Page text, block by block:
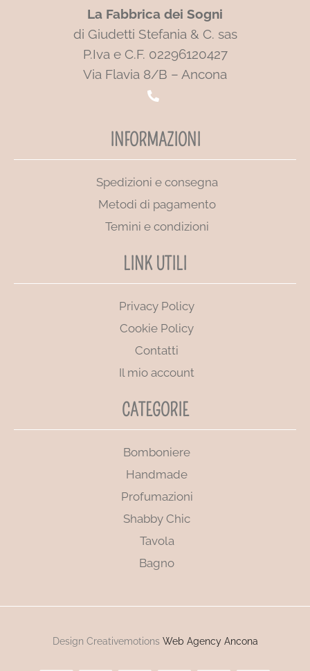
La Fabbrica dei Sogni
di Giudetti Stefania & C. sas
P.Iva e C.F. 02296120427
Via Flavia 8/B – Ancona
INFORMAZIONI
Spedizioni e consegna
Metodi di pagamento
Temini e condizioni
LINK UTILI
Privacy Policy
Cookie Policy
Contatti
Il mio account
CATEGORIE
Bomboniere
Handmade
Profumazioni
Shabby Chic
Tavola
Bagno
Design Creativemotions Web Agency Ancona